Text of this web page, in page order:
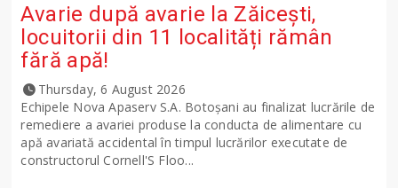
Avarie după avarie la Zăicești,
locuitorii din 11 localități rămân
fără apă!
Thursday, 6 August 2026
Echipele Nova Apaserv S.A. Botoșani au finalizat lucrările de
remediere a avariei produse la conducta de alimentare cu
apă avariată accidental în timpul lucrărilor executate de
constructorul Cornell'S Floo...